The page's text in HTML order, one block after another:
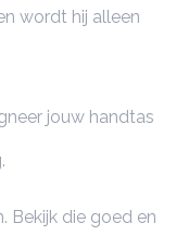
wordt hij alleen
jouw handtas
Bekijk die goed en